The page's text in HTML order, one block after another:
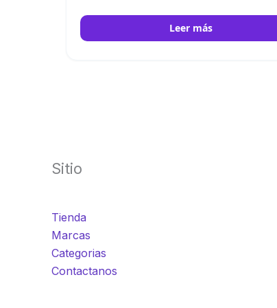
luz. Euromex
Leer más
Sitio
Tienda
Marcas
Categorias
Contactanos